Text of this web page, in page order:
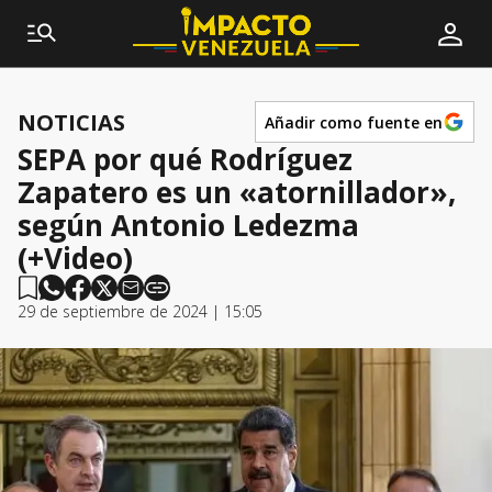
NOTICIAS Añadir como fuente en
SEPA por qué Rodríguez
Zapatero es un «atornillador»,
según Antonio Ledezma
(+Video)
29 de septiembre de 2024 | 15:05